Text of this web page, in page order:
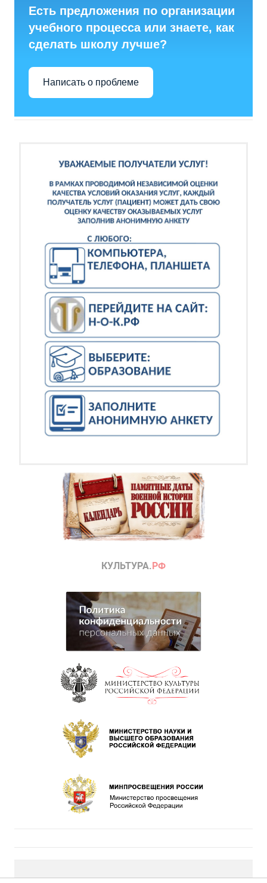
Есть предложения по организации
учебного процесса или знаете, как
сделать школу лучше?
Написать о проблеме